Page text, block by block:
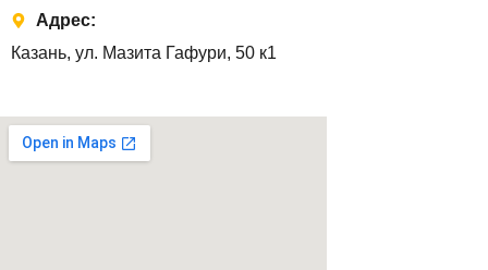
Адрес:
Казань, ул. Мазита Гафури, 50 к1